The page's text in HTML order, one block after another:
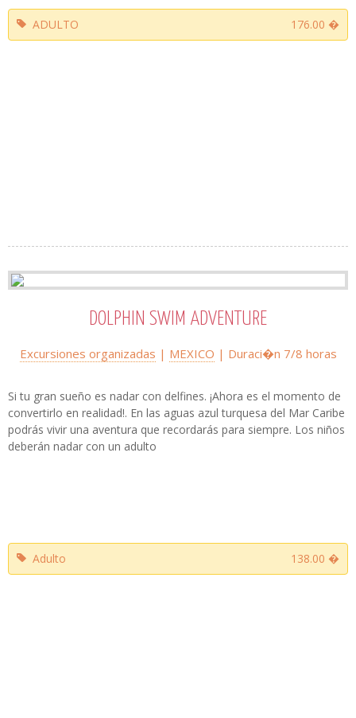
ADULTO 176.00 �
DOLPHIN SWIM ADVENTURE
Excursiones organizadas | MEXICO | Duraci�n 7/8 horas
Si tu gran sueño es nadar con delfines. ¡Ahora es el momento de
convertirlo en realidad!. En las aguas azul turquesa del Mar Caribe
podrás vivir una aventura que recordarás para siempre. Los niños
deberán nadar con un adulto
Adulto 138.00 �